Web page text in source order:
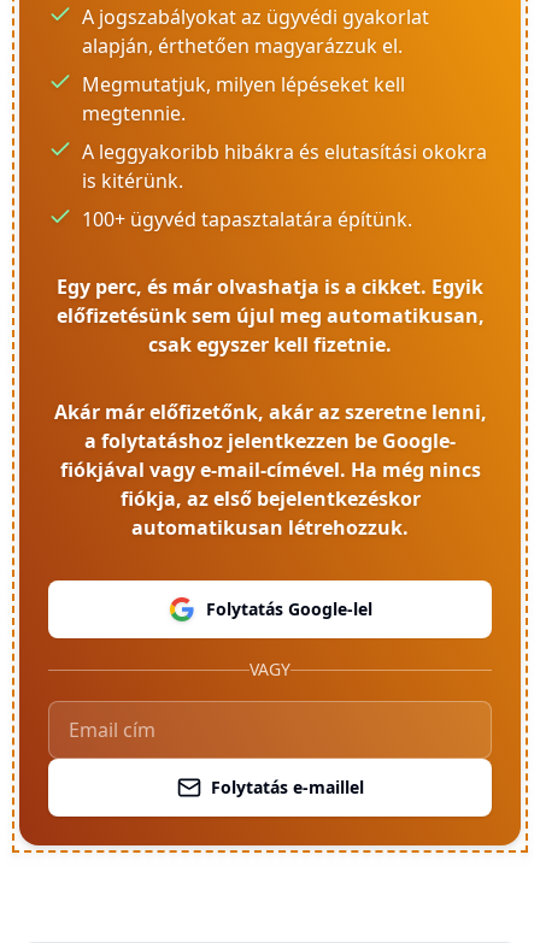
A jogszabályokat az ügyvédi gyakorlat
alapján, érthetően magyarázzuk el.
Megmutatjuk, milyen lépéseket kell
megtennie.
A leggyakoribb hibákra és elutasítási okokra
is kitérünk.
100+ ügyvéd tapasztalatára építünk.
Egy perc, és már olvashatja is a cikket. Egyik
előfizetésünk sem újul meg automatikusan,
csak egyszer kell fizetnie.
Akár már előfizetőnk, akár az szeretne lenni,
a folytatáshoz jelentkezzen be Google-
fiókjával vagy e-mail-címével. Ha még nincs
fiókja, az első bejelentkezéskor
automatikusan létrehozzuk.
Folytatás Google-lel
VAGY
Folytatás e-maillel